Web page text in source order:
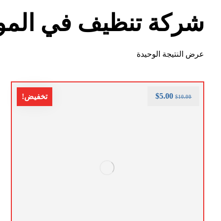
شركة تنظيف في
عرض النتيجة الوحيدة
تخفيض! $10.00
$5.00